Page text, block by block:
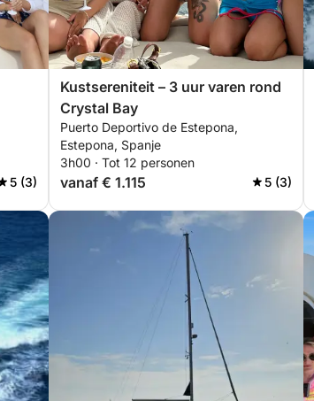
5 (3)
Kustsereniteit – 3 uur varen rond
Crystal Bay
Puerto Deportivo de Estepona,
Estepona, Spanje
3h00 · Tot 12 personen
vanaf € 1.115 5 (3)